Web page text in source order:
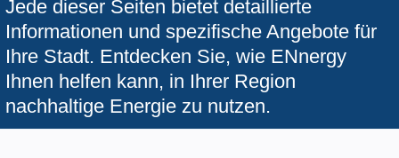
Jede dieser Seiten bietet detaillierte
Informationen und spezifische Angebote für
Ihre Stadt. Entdecken Sie, wie ENnergy
Ihnen helfen kann, in Ihrer Region
nachhaltige Energie zu nutzen.